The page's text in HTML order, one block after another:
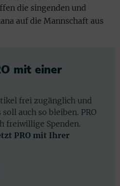
die singenden und
auf die Mannschaft aus
mit einer
frei zugänglich und
auch so bleiben. PRO
freiwillige Spenden.
PRO mit Ihrer